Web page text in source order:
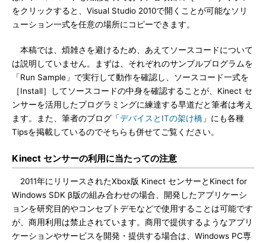
をクリックすると、Visual Studio 2010で開くことが可能なソリ
ューション一式を任意の場所にコピーできます。
本稿では、煩雑さを避けるため、あえてソースコードについて
は説明していません。まずは、それぞれのサンプルプログラムを
「Run Sample」で実行して動作を確認し、ソースコード一式を
［Install］してソースコードの中身を確認することが、Kinect セ
ンサーを活用したプログラミングに練達する早道だと筆者は考え
ます。また、筆者のブログ「デバイスとITの架け橋 」にも各種
Tipsを掲載しているのでそちらも併せてご覧ください。
Kinect センサーの利用に当たっての注意
2011年にリリースされたXbox版 Kinect センサーとKinect for
Windows SDK β版の組み合わせの場合、開発したアプリケーシ
ョンを研究目的やコンセプトデモなどで使用することは可能です
が、商用利用は禁止されています。商用で提供するようなアプリ
ケーションやサービスを開発・提供する場合は、Windows PC専